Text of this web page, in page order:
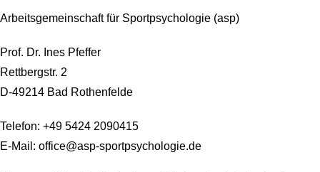
Arbeitsgemeinschaft für Sportpsychologie (asp)
Prof. Dr. Ines Pfeffer
Rettbergstr. 2
D-49214 Bad Rothenfelde
Telefon: +49 5424 2090415
E-Mail: office@asp-sportpsychologie.de